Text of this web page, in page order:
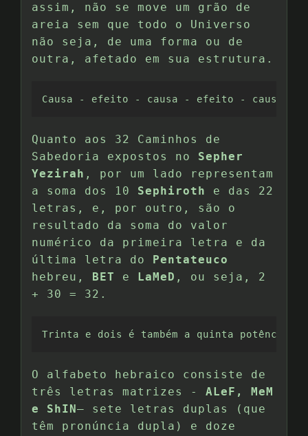
assim, não se move um grão de
areia sem que todo o Universo
não seja, de uma forma ou de
outra, afetado em sua estrutura.
Causa - efeito - causa - efeito - causa...
Quanto aos 32 Caminhos de
Sabedoria expostos no Sepher
Yezirah , por um lado representam
a soma dos 10 Sephiroth
e das 22
letras, e, por outro, são o
resultado da soma do valor
numérico da primeira letra e da
última letra do Pentateuco
hebreu, BET e LaMeD , ou seja, 2
+ 30 = 32.
Trinta e dois é também a quinta potência
O alfabeto hebraico consiste de
três letras matrizes - ALeF, MeM
e ShIN– sete letras duplas (que
têm pronúncia dupla) e doze